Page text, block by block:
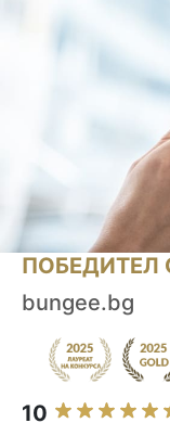
ПОБЕДИТЕЛ
bungee.bg
10